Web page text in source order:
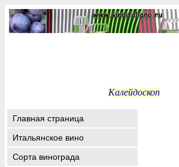
Калейдоскоп
Главная страница
Итальянское вино
Сорта винограда